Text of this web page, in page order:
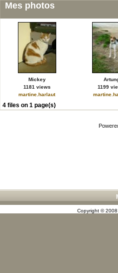
Mes photos
Mickey
1181 views
martine.harlaut
1199
4 files on 1 page(s)
Copyright © 2008